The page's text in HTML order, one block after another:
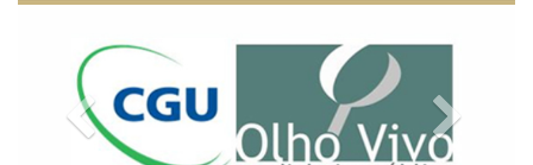
Previous